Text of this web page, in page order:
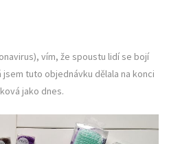
vím, že spoustu lidí se bojí
tuto objednávku dělala na konci
jako dnes.